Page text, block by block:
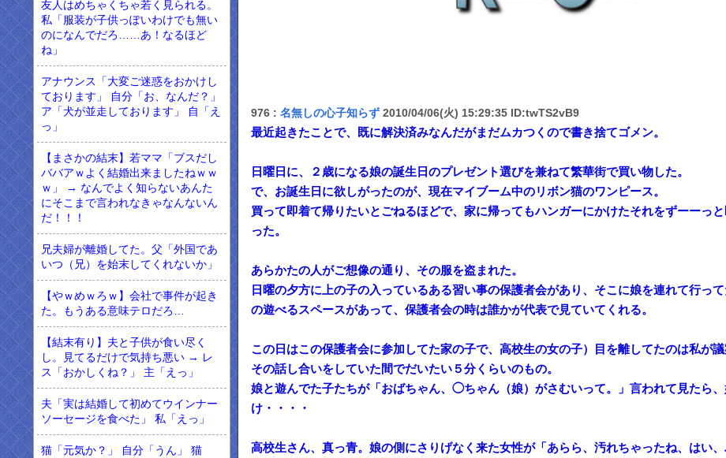
友人はめちゃくちゃ若く見られる。
私「服装が子供っぽいわけでも無い
のになんでだろ……あ！なるほど
ね」
アナウンス「大変ご迷惑をおかけし
ております」 自分「お、なんだ？」
ア「犬が並走しております」 自「え
っ」
【まさかの結末】若ママ「ブスだし
ババアｗよく結婚出来ましたねｗｗ
ｗ」 → なんでよく知らないあんた
にそこまで言われなきゃなんないん
だ！！！
兄夫婦が離婚してた。父「外国であ
いつ（兄）を始末してくれないか」
【やｗめｗろｗ】会社で事件が起き
た。もうある意味テロだろ…
【結末有り】夫と子供が食い尽く
し。見てるだけで気持ち悪い → レ
ス「おかしくね？」 主「えっ」
夫「実は結婚して初めてウインナー
ソーセージを食べた」 私「えっ」
猫「元気か？」 自分「うん」 猫
976 : 名無しの心子知らず 2010/04/06(火) 15:29:35 ID:twTS2vB9
最近起きたことで、既に解決済みなんだがまだムカつくので書き捨てゴメン。
日曜日に、２歳になる娘の誕生日のプレゼント選びを兼ねて繁華街で買い物した。
で、お誕生日に欲しがったのが、現在マイブーム中のリボン猫のワンピース。
買って即着て帰りたいとごねるほどで、家に帰ってもハンガーにかけたそれをずーーっ
った。
あらかたの人がご想像の通り、その服を盗まれた。
日曜の夕方に上の子の入っているある習い事の保護者会があり、そこに娘を連れて行っ
の遊べるスペースがあって、保護者会の時は誰かが代表で見ていてくれる。
この日はこの保護者会に参加してた家の子で、高校生の女の子）目を離してたのは私が議
その話し合いをしていた間でだいたい５分くらいのもの。
娘と遊んでた子たちが「おばちゃん、◯ちゃん（娘）がさむいって。」言われて見たら
け・・・・
高校生さん、真っ青。娘の側にさりげなく来た女性が「あらら、汚れちゃったね、はい